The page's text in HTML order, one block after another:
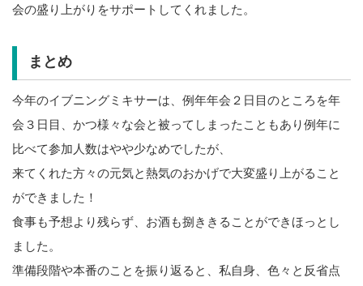
会の盛り上がりをサポートしてくれました。
まとめ
今年のイブニングミキサーは、例年年会２日目のところを年
会３日目、かつ様々な会と被ってしまったこともあり例年に
比べて参加人数はやや少なめでしたが、
来てくれた方々の元気と熱気のおかげで大変盛り上がること
ができました！
食事も予想より残らず、お酒も捌ききることができほっとし
ました。
準備段階や本番のことを振り返ると、私自身、色々と反省点